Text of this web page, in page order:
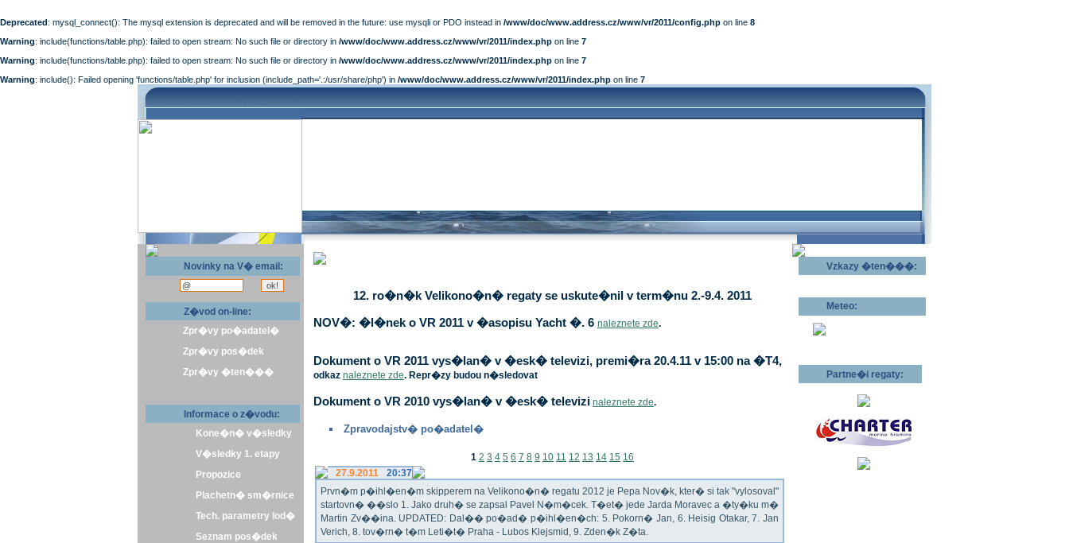
Deprecated: mysql_connect(): The mysql extension is deprecated and will be removed in the future: use mysqli or PDO instead in /www/doc/www.address.cz/www/vr/2011/config.php on line 8
Warning: include(functions/table.php): failed to open stream: No such file or directory in /www/doc/www.address.cz/www/vr/2011/index.php on line 7
Warning: include(functions/table.php): failed to open stream: No such file or directory in /www/doc/www.address.cz/www/vr/2011/index.php on line 7
Warning: include(): Failed opening 'functions/table.php' for inclusion (include_path='.:/usr/share/php') in /www/doc/www.address.cz/www/vr/2011/index.php on line 7
Novinky na V� email:
Z�vod on-line:
Zpr�vy po�adatel�
Zpr�vy pos�dek
Zpr�vy �ten���
Informace o z�vodu:
Kone�n� v�sledky
V�sledky 1. etapy
Propozice
Plachetn� sm�rnice
Tech. parametry lod�
Seznam pos�dek
12. ro�n�k Velikono�n� regaty se uskute�nil v term�nu 2.-9.4. 2011
NOV�: �l�nek o VR 2011 v �asopisu Yacht �. 6 naleznete zde.
Dokument o VR 2011 vys�lan� v �esk� televizi, premi�ra 20.4.11 v 15:00 na �T4,
odkaz naleznete zde. Repr�zy budou n�sledovat
Dokument o VR 2010 vys�lan� v �esk� televizi naleznete zde.
Zpravodajstv� po�adatel�
1 2 3 4 5 6 7 8 9 10 11 12 13 14 15 16
27.9.2011
20:37
Prvn�m p�ihl�en�m skipperem na Velikono�n� regatu 2012 je Pepa Nov�k, kter� si tak "vylosoval"
startovn� ��slo 1. Jako druh� se zapsal Pavel N�m�cek. T�et� jede Jarda Moravec a �ty�ku m�
Martin Zv��ina. UPDATED: Dal�� po�ad� p�ihl�en�ch: 5. Pokorn� Jan, 6. Heisig Otakar, 7. Jan
Verich, 8. tov�rn� t�m Leti�t� Praha - Lubos Klejsmid, 9. Zden�k Z�ta.
Vzkazy �ten���:
Meteo:
Partne�i regaty: